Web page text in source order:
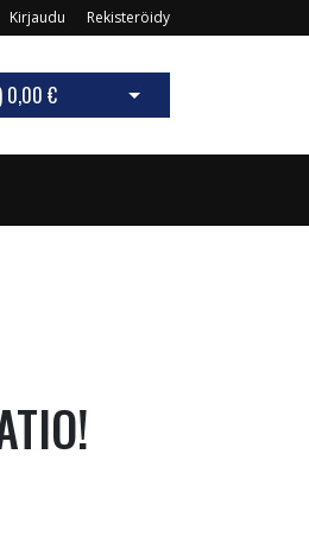
Kirjaudu Rekisteröidy
0,00 € Avaa ostoskori